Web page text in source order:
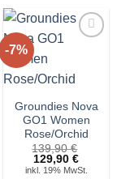
-7%
Wunschliste!
Groundies Nova
GO1 Women
Rose/Orchid
139,90€
Ursprünglicher
Preis
129,90€
Preis
inkl. 19% MwSt.